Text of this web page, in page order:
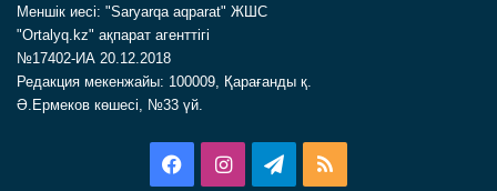
Меншік иесі: "Saryarqa aqparat" ЖШС
"Ortalyq.kz" ақпарат агенттігі
№17402-ИА 20.12.2018
Редакция мекенжайы: 100009, Қарағанды қ.
Ә.Ермеков көшесі, №33 үй.
FacebookInstagramTelegram